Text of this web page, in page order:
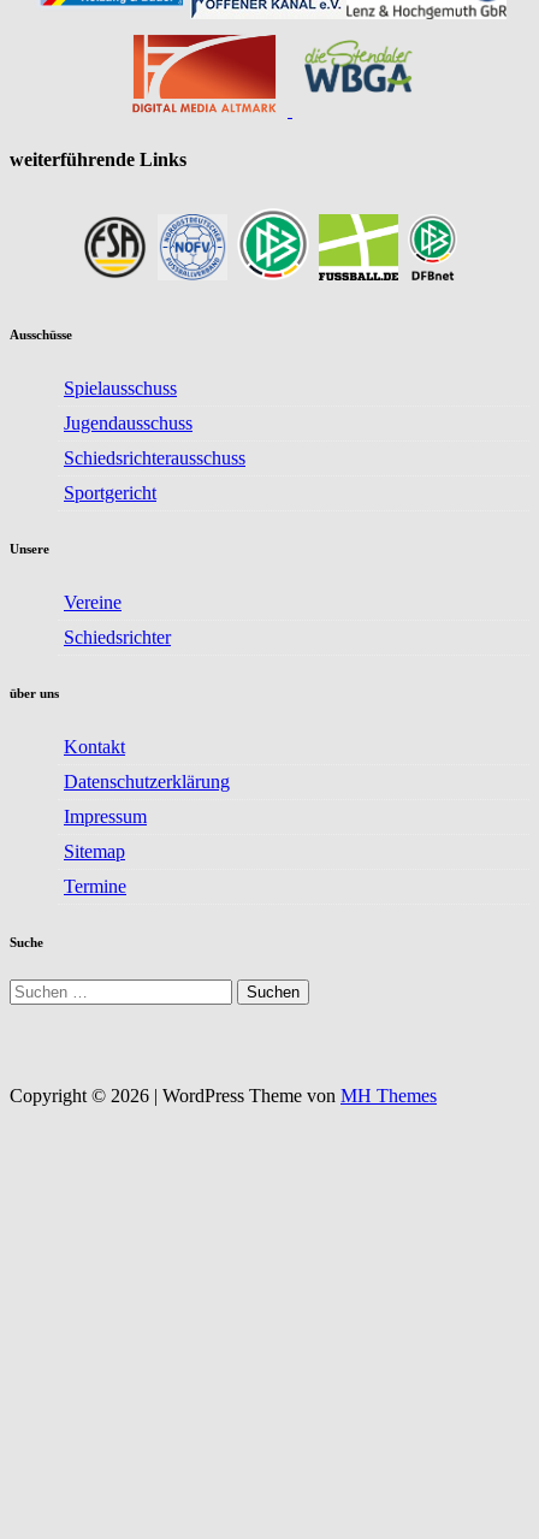
weiterführende Links
Ausschüsse
Spielausschuss
Jugendausschuss
Schiedsrichterausschuss
Sportgericht
Unsere
Vereine
Schiedsrichter
über uns
Kontakt
Datenschutzerklärung
Impressum
Sitemap
Termine
Suche
Suchen
nach:
Copyright © 2026 | WordPress Theme von MH Themes